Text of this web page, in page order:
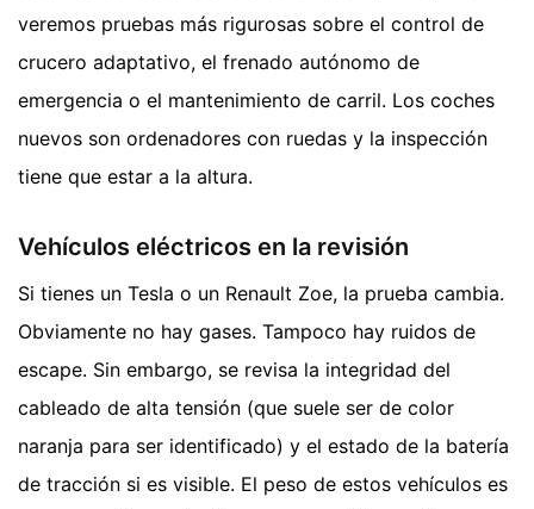
veremos pruebas más rigurosas sobre el control de
crucero adaptativo, el frenado autónomo de
emergencia o el mantenimiento de carril. Los coches
nuevos son ordenadores con ruedas y la inspección
tiene que estar a la altura.
Vehículos eléctricos en la revisión
Si tienes un Tesla o un Renault Zoe, la prueba cambia.
Obviamente no hay gases. Tampoco hay ruidos de
escape. Sin embargo, se revisa la integridad del
cableado de alta tensión (que suele ser de color
naranja para ser identificado) y el estado de la batería
de tracción si es visible. El peso de estos vehículos es